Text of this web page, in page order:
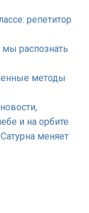
репетитор
распознать
методы
и на орбите
меняет